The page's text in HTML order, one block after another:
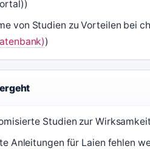
von Studien zu Vorteilen bei
)
Studien zur
Anleitungen für Laien fehlen